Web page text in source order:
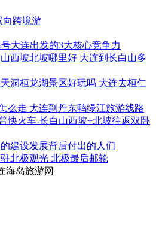
向跨境游
大连出发的3大核心竞争力
西坡北坡哪里好 大连到长白山多
洞桓龙湖景区好玩吗 大连去桓仁
么走 大连到丹东鸭绿江旅游线路
快火车-长白山西坡+北坡往返双卧
建设发展背后付出的人们
北极观光 北极最后邮轮
海岛旅游网